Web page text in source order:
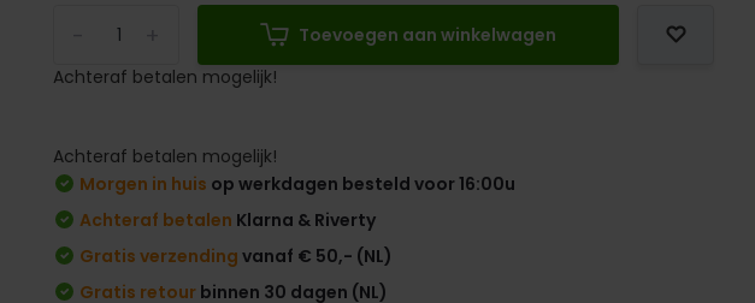
Toevoegen aan winkelwagen
Achteraf betalen mogelijk!
Achteraf betalen mogelijk!
Morgen in huis op werkdagen besteld voor 16:00u
Achteraf betalen Klarna & Riverty
Gratis verzending vanaf € 50,- (NL)
Gratis retour binnen 30 dagen (NL)